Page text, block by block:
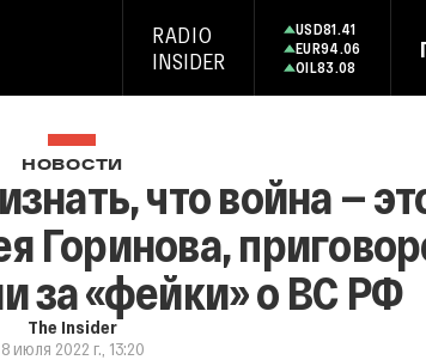
RADIO
INSIDER
USD81.41
EUR94.06
OIL83.08
НОВОСТИ
что война —
Горинова,
за «фейки» о ВС РФ
The Insider
8 июля 2022 г., 13:20